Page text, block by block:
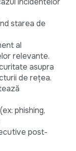
starea de
al
relevante.
asupra
de rețea.
phishing,
post-